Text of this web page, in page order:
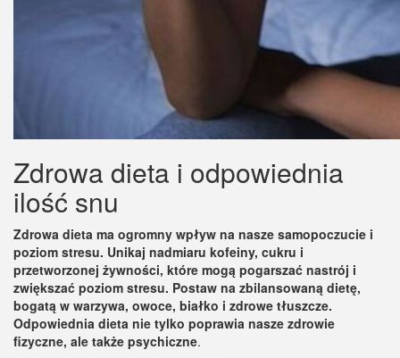
Zdrowa dieta i odpowiednia
ilość snu
Zdrowa dieta ma ogromny wpływ na nasze samopoczucie i
poziom stresu. Unikaj nadmiaru kofeiny, cukru i
przetworzonej żywności, które mogą pogarszać nastrój i
zwiększać poziom stresu. Postaw na zbilansowaną dietę,
bogatą w warzywa, owoce, białko i zdrowe tłuszcze.
Odpowiednia dieta nie tylko poprawia nasze zdrowie
fizyczne, ale także psychiczne.